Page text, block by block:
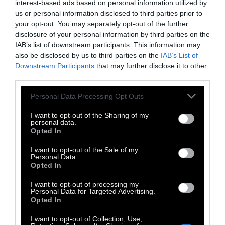
interest-based ads based on personal information utilized by
us or personal information disclosed to third parties prior to
your opt-out. You may separately opt-out of the further
disclosure of your personal information by third parties on the
IAB’s list of downstream participants. This information may
also be disclosed by us to third parties on the IAB’s List of
Downstream Participants that may further disclose it to other
Personal Data Processing Opt Outs
I want to opt-out of the Sharing of my
personal data.
Opted In
I want to opt-out of the Sale of my
Personal Data.
Opted In
I want to opt-out of processing my
Personal Data for Targeted Advertising.
Opted In
I want to opt-out of Collection, Use,
πολιτισμός. Η τρέλα αυτή είναι ο έρωτας για
τη δουλειά, το θανατηφόρο πάθος για τη
δουλειά, που φτάνει μέχρι την εξάντληση των
ζωτικών δυνάμεων του ατόμου και των
απογόνων του.
Για να δοθεί δουλειά σε όλους τους
μπορέσει να αναπτυχθεί απεριόριστα ο
βιομηχανικός εξοπλισμός, θα πρέπει η
εργατική τάξη να αναπτύξει απεριόριστα τις
καταναλωτικές της ικανότητες.
Αν η εργατική τάξη, ξεριζώνοντας από την
καρδιά της το διεστραμμένο πάθος που την
κυβερνά και διαστρεβλώνει τη φύση της,